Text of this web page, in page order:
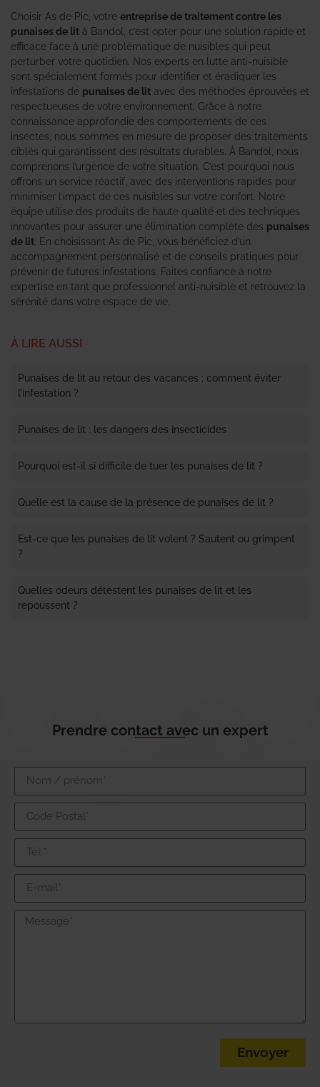
Choisir As de Pic, votre entreprise de traitement contre les
punaises de lit à Bandol, c’est opter pour une solution rapide et
efficace face à une problématique de nuisibles qui peut
perturber votre quotidien. Nos experts en lutte anti-nuisible
sont spécialement formés pour identifier et éradiquer les
infestations de punaises de lit avec des méthodes éprouvées et
respectueuses de votre environnement. Grâce à notre
connaissance approfondie des comportements de ces
insectes, nous sommes en mesure de proposer des traitements
ciblés qui garantissent des résultats durables. À Bandol, nous
comprenons l’urgence de votre situation. C’est pourquoi nous
offrons un service réactif, avec des interventions rapides pour
minimiser l’impact de ces nuisibles sur votre confort. Notre
équipe utilise des produits de haute qualité et des techniques
innovantes pour assurer une élimination complète des punaises
de lit . En choisissant As de Pic, vous bénéficiez d’un
accompagnement personnalisé et de conseils pratiques pour
prévenir de futures infestations. Faites confiance à notre
expertise en tant que professionnel anti-nuisible et retrouvez la
sérénité dans votre espace de vie.
À LIRE AUSSI
Punaises de lit au retour des vacances : comment éviter
l’infestation ?
Punaises de lit : les dangers des insecticides
Pourquoi est-il si difficile de tuer les punaises de lit ?
Quelle est la cause de la présence de punaises de lit ?
Est-ce que les punaises de lit volent ? Sautent ou grimpent
?
Quelles odeurs détestent les punaises de lit et les
repoussent ?
Prendre contact avec un expert
Envoyer